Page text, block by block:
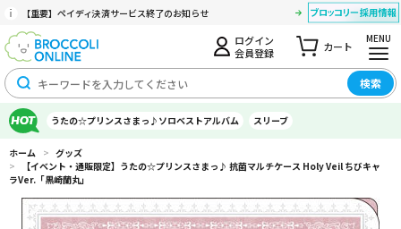
【重要】ペイディ決済サービス終了のお知らせ
ログイン
会員登録
カート
MENU
検索
うたの☆プリンスさまっ♪ソロベストアルバム スリーブ
ホーム > グッズ
>
【イベント・通販限定】うたの☆プリンスさまっ♪ 抗菌マルチケース Holy Veil ちびキャ
ラVer.「黒崎蘭丸」